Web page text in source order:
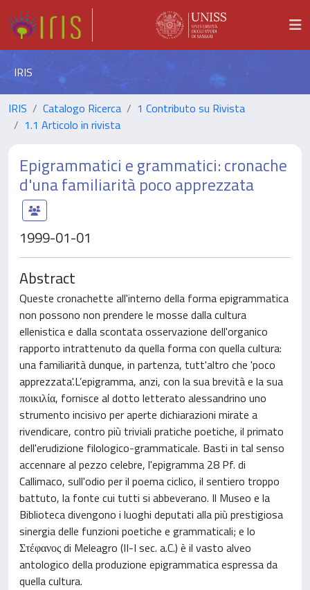
IRIS
IRIS Catalogo Ricerca
1 Contributo su Rivista
1.1 Articolo in rivista
Epigrammatici e grammatici: cronache
d'una familiarità poco apprezzata
1999-01-01
Abstract
Queste cronachette all'interno della forma epigrammatica
non possono non prendere le mosse dalla cultura
ellenistica e dalla scontata osservazione dell'organico
rapporto intrattenuto da quella forma con quella cultura:
una familiarità dunque, in partenza, tutt'altro che 'poco
apprezzata'.L’epigramma, anzi, con la sua brevità e la sua
ποικιλία, fornisce al dotto letterato alessandrino uno
strumento incisivo per aperte dichiarazioni mirate a
rivendicare, contro più triviali pratiche poetiche, il primato
dell'erudizione filologico-grammaticale. Basti in tal senso
accennare al pezzo celebre, l'epigramma 28 Pf. di
Callimaco, sull'odio per il poema ciclico, il sentiero troppo
battuto, la fonte cui tutti si abbeverano. Il Museo e la
Biblioteca divengono i luoghi deputati alla più prestigiosa
sinergia delle funzioni poetiche e grammaticali; e lo
Στέφανος di Meleagro (II-I sec. a.C.) è il vasto alveo
antologico della produzione epigrammatica espressa da
quella cultura.